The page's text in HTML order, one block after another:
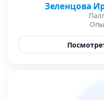
Зеленцова